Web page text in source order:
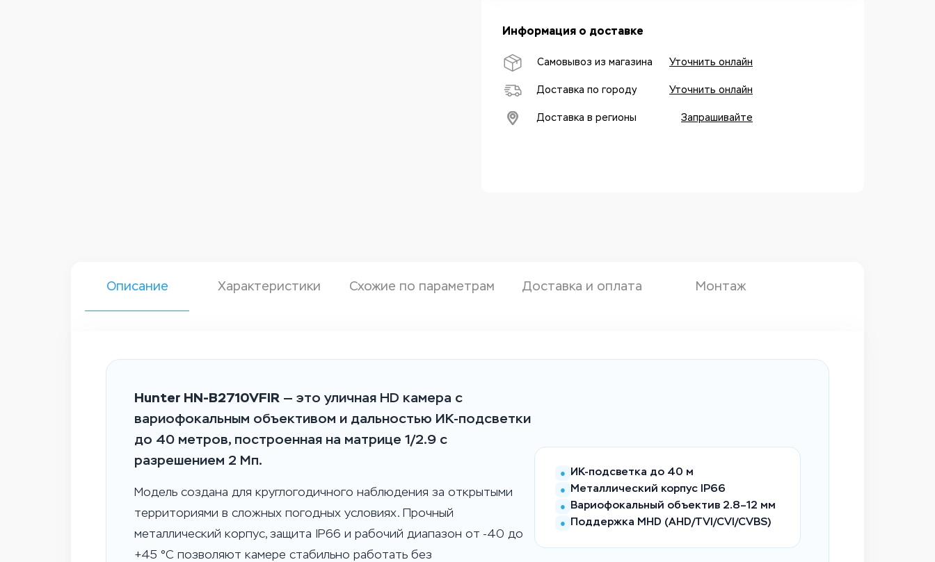
Информация о доставке
Самовывоз из магазина Уточнить онлайн
Доставка по городу Уточнить онлайн
Доставка в регионы Запрашивайте
Описание Характеристики Схожие по параметрам Доставка и оплата Монтаж
Hunter HN-B2710VFIR — это уличная HD камера с
вариофокальным объективом и дальностью ИК-подсветки
до 40 метров, построенная на матрице 1/2.9 с
разрешением 2 Мп.
Модель создана для круглогодичного наблюдения за открытыми
территориями в сложных погодных условиях. Прочный
металлический корпус, защита IP66 и рабочий диапазон от -40 до
+45 °C позволяют камере стабильно работать без
● ИК-подсветка до 40 м
● Металлический корпус IP66
● Вариофокальный объектив 2.8–12 мм
● Поддержка MHD (AHD/TVI/CVI/CVBS)